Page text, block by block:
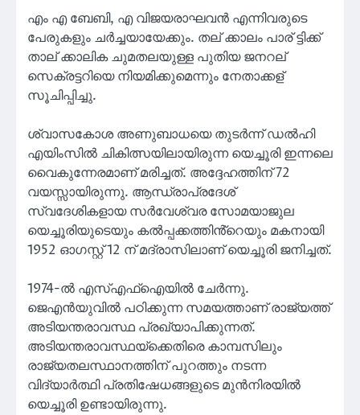
എം എ ബേബി, എ വിജയരാഘവൻ എന്നിവരുടെ
പേരുകളും ചർച്ചയായേക്കും. തല് ക്കാലം പാര് ട്ടിക്ക്
താല് ക്കാലിക ചുമതലയുള്ള പുതിയ ജനറല്
സെക്രട്ടറിയെ നിയമിക്കുമെന്നും നേതാക്കള്
സൂചിപ്പിച്ചു.
ശ്വാസകോശ അണുബാധയെ തുടർന്ന് ഡൽഹി
എയിംസിൽ ചികിത്സയിലായിരുന്ന യെച്ചൂരി ഇന്നലെ
വൈകുന്നേരമാണ് മരിച്ചത്. അദ്ദേഹത്തിന് 72
വയസ്സായിരുന്നു. ആന്ധ്രാപ്രദേശ്
സ്വദേശികളായ സർവേശ്വര സോമയാജുല
യെച്ചൂരിയുടെയും കൽപ്പക്കത്തിൻ്റെയും മകനായി
1952 ഓഗസ്റ്റ് 12 ന് മദ്രാസിലാണ് യെച്ചൂരി ജനിച്ചത്.
1974-ൽ എസ്എഫ്ഐയിൽ ചേർന്നു.
ജെഎൻയുവിൽ പഠിക്കുന്ന സമയത്താണ് രാജ്യത്ത്
അടിയന്തരാവസ്ഥ പ്രഖ്യാപിക്കുന്നത്.
അടിയന്തരാവസ്ഥയ്‌ക്കെതിരെ കാമ്പസിലും
രാജ്യതലസ്ഥാനത്തിന് പുറത്തും നടന്ന
വിദ്യാർത്ഥി പ്രതിഷേധങ്ങളുടെ മുൻനിരയിൽ
യെച്ചൂരി ഉണ്ടായിരുന്നു.